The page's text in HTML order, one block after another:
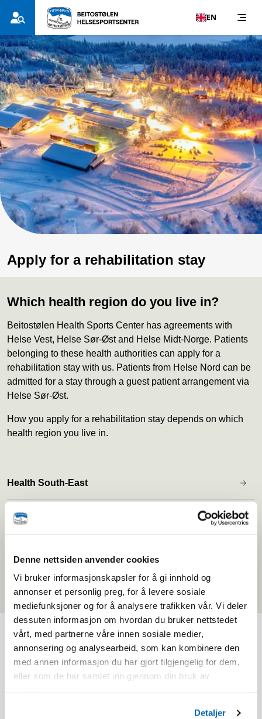
Denne nettsiden anvender cookies
Vi bruker informasjonskapsler for å gi innhold og
annonser et personlig preg, for å levere sosiale
mediefunksjoner og for å analysere trafikken vår. Vi deler
dessuten informasjon om hvordan du bruker nettstedet
vårt, med partnerne våre innen sosiale medier,
annonsering og analysearbeid, som kan kombinere den
med annen informasjon du har gjort tilgjengelig for dem,
eller som de har samlet inn gjennom din bruk av
Detaljer
EN
Apply for a rehabilitation stay
Which health region do you live in?
Beitostølen Health Sports Center has agreements with
Helse Vest, Helse Sør-Øst and Helse Midt-Norge. Patients
belonging to these health authorities can apply for a
rehabilitation stay with us. Patients from Helse Nord can be
admitted for a stay through a guest patient arrangement via
Helse Sør-Øst.
How you apply for a rehabilitation stay depends on which
health region you live in.
Health South-East
Health West
Health North